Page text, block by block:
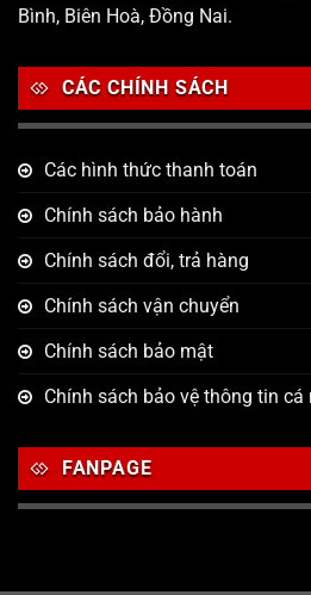
Bình, Biên Hoà, Đồng Nai.
CÁC CHÍNH SÁCH
Các hình thức thanh toán
Chính sách bảo hành
Chính sách đổi, trả hàng
Chính sách vận chuyển
Chính sách bảo mật
Chính sách bảo vệ thông tin cá
FANPAGE